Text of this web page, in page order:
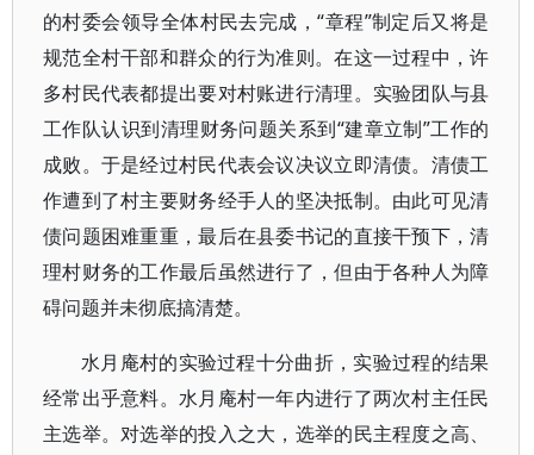
的村委会领导全体村民去完成，“章程”制定后又将是
规范全村干部和群众的行为准则。在这一过程中，许
多村民代表都提出要对村账进行清理。实验团队与县
工作队认识到清理财务问题关系到“建章立制”工作的
成败。于是经过村民代表会议决议立即清债。清债工
作遭到了村主要财务经手人的坚决抵制。由此可见清
债问题困难重重，最后在县委书记的直接干预下，清
理村财务的工作最后虽然进行了，但由于各种人为障
碍问题并未彻底搞清楚。
水月庵村的实验过程十分曲折，实验过程的结果
经常出乎意料。水月庵村一年内进行了两次村主任民
主选举。对选举的投入之大，选举的民主程度之高、